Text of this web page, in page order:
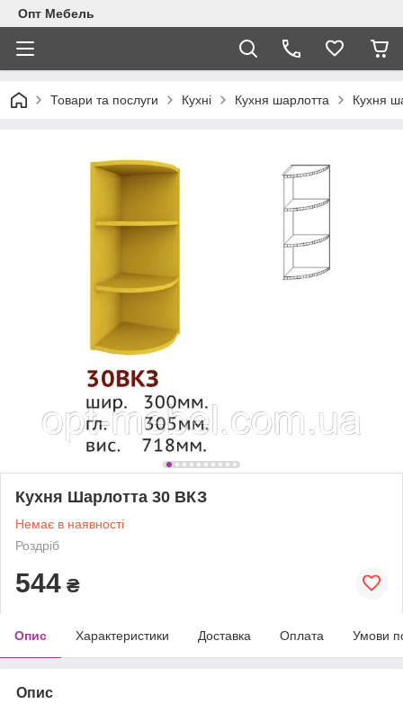
Опт Мебель
Товари та послуги Кухні Кухня шарлотта Кухня
Кухня Шарлотта 30 ВКЗ
Немає в наявності
Роздріб
544 ₴
Опис Характеристики Доставка Оплата Умови
Опис